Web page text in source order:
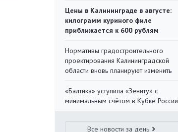
Цены в Калининграде в августе:
килограмм куриного филе
приближается к 600 рублям
Нормативы градостроительного
проектирования Калининградской
области вновь планируют изменить
«Балтика» уступила «Зениту» с
минимальным счётом в Кубке России
Все новости за день